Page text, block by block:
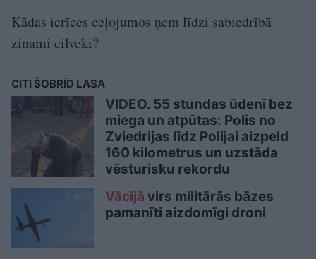
Kādas ierīces ceļojumos ņem līdzi sabiedrībā
zināmi cilvēki?
CITI ŠOBRĪD LASA
VIDEO. 55 stundas ūdenī bez
miega un atpūtas: Polis no
Zviedrijas līdz Polijai aizpeld
160 kilometrus un uzstāda
vēsturisku rekordu
Vācijā virs militārās bāzes
pamanīti aizdomīgi droni